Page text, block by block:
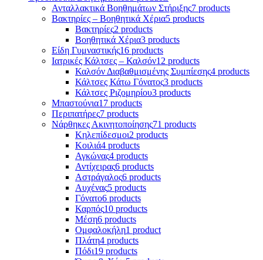
Ανταλλακτικά Βοηθημάτων Στήριξης7 products
Βακτηρίες – Βοηθητικά Χέρια5 products
Βακτηρίες2 products
Βοηθητικά Χέρια3 products
Είδη Γυμναστικής16 products
Ιατρικές Κάλτσες – Καλσόν12 products
Καλσόν Διαβαθμισμένης Συμπίεσης4 products
Κάλτσες Κάτω Γόνατος3 products
Κάλτσες Ριζομηρίου3 products
Μπαστούνια17 products
Περιπατήρες7 products
Νάρθηκες Ακινητοποίησης71 products
Κηλεπίδεσμοι2 products
Κοιλιά4 products
Αγκώνας4 products
Αντίχειρας6 products
Αστράγαλος6 products
Αυχένας5 products
Γόνατο6 products
Καρπός10 products
Μέση6 products
Ομφαλοκήλη1 product
Πλάτη4 products
Πόδι19 products